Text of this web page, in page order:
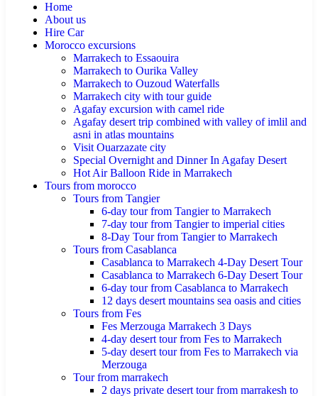
Home
About us
Hire Car
Morocco excursions
Marrakech to Essaouira
Marrakech to Ourika Valley
Marrakech to Ouzoud Waterfalls
Marrakech city with tour guide
Agafay excursion with camel ride
Agafay desert trip combined with valley of imlil and
asni in atlas mountains
Visit Ouarzazate city
Special Overnight and Dinner In Agafay Desert
Hot Air Balloon Ride in Marrakech
Tours from morocco
Tours from Tangier
6-day tour from Tangier to Marrakech
7-day tour from Tangier to imperial cities
8-Day Tour from Tangier to Marrakech
Tours from Casablanca
Casablanca to Marrakech 4-Day Desert Tour
Casablanca to Marrakech 6-Day Desert Tour
6-day tour from Casablanca to Marrakech
12 days desert mountains sea oasis and cities
Tours from Fes
Fes Merzouga Marrakech 3 Days
4-day desert tour from Fes to Marrakech
5-day desert tour from Fes to Marrakech via
Merzouga
Tour from marrakech
2 days private desert tour from marrakesh to